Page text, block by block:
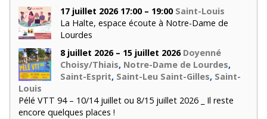
17 juillet 2026 17:00 – 19:00 Saint-Louis
La Halte, espace écoute à Notre-Dame de
Lourdes
8 juillet 2026 – 15 juillet 2026 Doyenné
Choisy/Thiais, Notre-Dame de Lourdes,
Saint-Esprit, Saint-Leu Saint-Gilles, Saint-
Louis
Pélé VTT 94 – 10/14 juillet ou 8/15 juillet 2026 _ Il reste
encore quelques places !